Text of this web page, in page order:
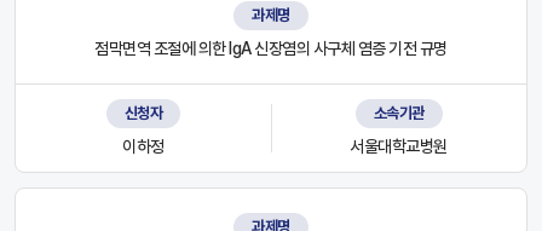
과제명
점막면역 조절에 의한 IgA 신장염의 사구체 염증 기전 규명
신청자
이하정
소속기관
서울대학교병원
과제명